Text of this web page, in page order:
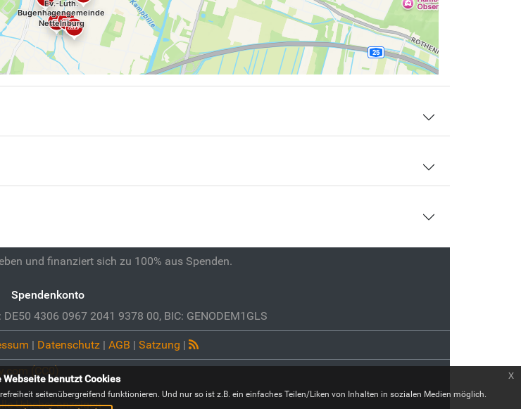
und finanziert sich zu 100% aus Spenden.
Spendenkonto
4306 0967 2041 9378 00, BIC: GENODEM1GLS
| Datenschutz| AGB | Satzung |
(CC0)
Urheber anzeigen
Webseite benutzt Cookies
seitenübergreifend funktionieren. Und nur so ist z.B. ein einfaches Teilen/Liken von Inhalten in sozialen Medien möglich.
x